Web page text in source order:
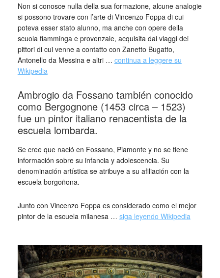
Non si conosce nulla della sua formazione, alcune analogie
si possono trovare con l’arte di Vincenzo Foppa di cui
poteva esser stato alunno, ma anche con opere della
scuola fiamminga e provenzale, acquisita dai viaggi dei
pittori di cui venne a contatto con Zanetto Bugatto,
Antonello da Messina e altri … continua a leggere su
Wikipedia
Ambrogio da Fossano también conocido
como Bergognone (1453 circa – 1523)
fue un pintor italiano renacentista de la
escuela lombarda.
Se cree que nació en Fossano, Piamonte y no se tiene
información sobre su infancia y adolescencia. Su
denominación artística se atribuye a su afiliación con la
escuela borgoñona.
Junto con Vincenzo Foppa es considerado como el mejor
pintor de la escuela milanesa … siga leyendo Wikipedia